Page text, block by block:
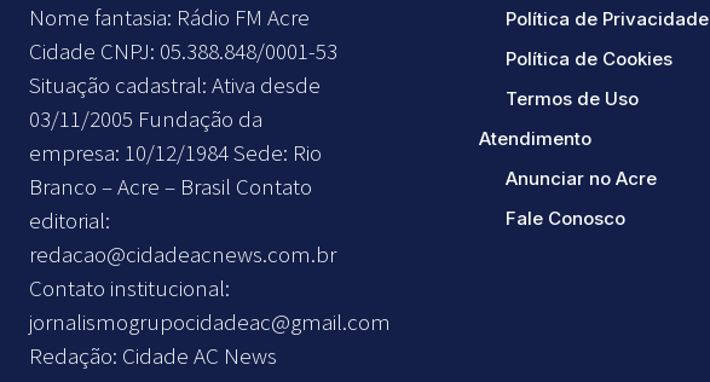
Nome fantasia: Rádio FM Acre
Cidade CNPJ: 05.388.848/0001-53
Situação cadastral: Ativa desde
03/11/2005 Fundação da
empresa: 10/12/1984 Sede: Rio
Branco – Acre – Brasil Contato
editorial:
redacao@cidadeacnews.com.br
Contato institucional:
jornalismogrupocidadeac@gmail.com
Redação: Cidade AC News
Política de Privacidade
Política de Cookies
Termos de Uso
Atendimento
Anunciar no Acre
Fale Conosco